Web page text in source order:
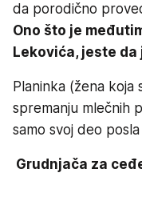
da porodično
Ono što je
Lekovića, jeste
Planinka (žena koja
spremanju mlečnih
samo svoj deo
Grudnjača za